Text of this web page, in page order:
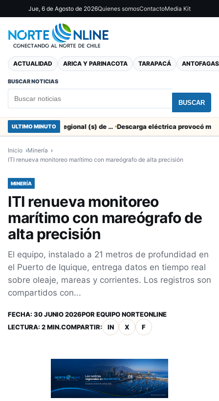
Jue, 6 de Agosto de 2026Quienes somosContactoMedia Kit
ACTUALIDAD ARICA Y PARINACOTA TARAPACÁ
BUSCAR NOTICIAS
BUSCAR
ULTIMO MINUTO SERNAC pidió la renuncia a Director Regional (s) de Arica por contratar solo a militantes del Gobierno
Inicio
Minería
ITI renueva monitoreo marítimo con mareógrafo de alta precisión
MINERÍA
ITI renueva monitoreo
marítimo con mareógrafo de
alta precisión
El equipo, instalado a 21 metros de profundidad en
el Puerto de Iquique, entrega datos en tiempo real
sobre oleaje, mareas y corrientes. Los registros son
compartidos con...
FECHA: 30 JUNIO 2026POR EQUIPO NORTEONLINE
LECTURA: 2 MIN.COMPARTIR: IN X F